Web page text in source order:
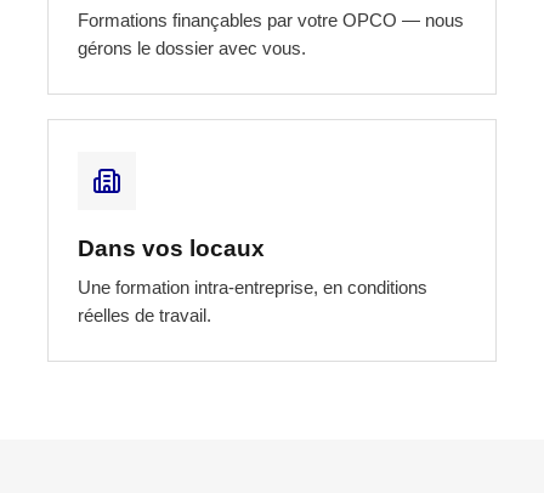
Formations finançables par votre OPCO — nous
gérons le dossier avec vous.
Dans vos locaux
Une formation intra-entreprise, en conditions
réelles de travail.